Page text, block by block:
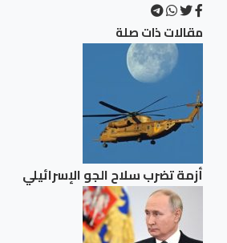
مقالات ذات صلة
أزمة تضرب سلاح الجو الإسرائيلي